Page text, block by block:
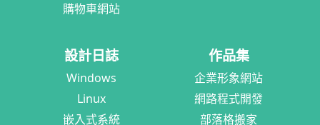
購物車網站
設計日誌
Windows
Linux
嵌入式系統
作品集
企業形象網站
網路程式開發
部落格搬家